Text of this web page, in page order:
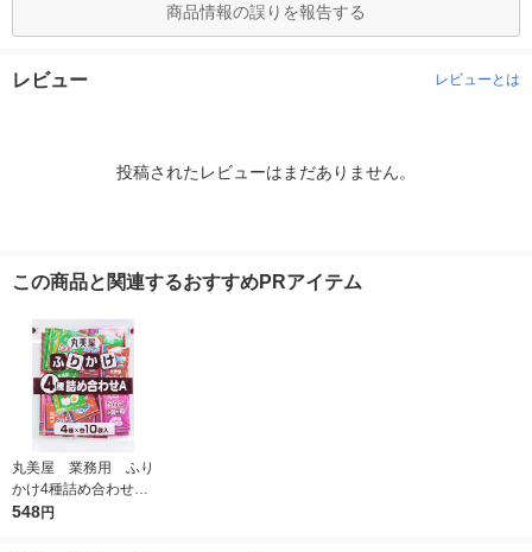
商品情報の誤りを報告する
レビュー レビューとは
投稿されたレビューはまだありません。
この商品と関連するおすすめPRアイテム
丸美屋 業務用 ふり
かけ4種詰め合わせ
1個（2.5g×40袋) 4
548円